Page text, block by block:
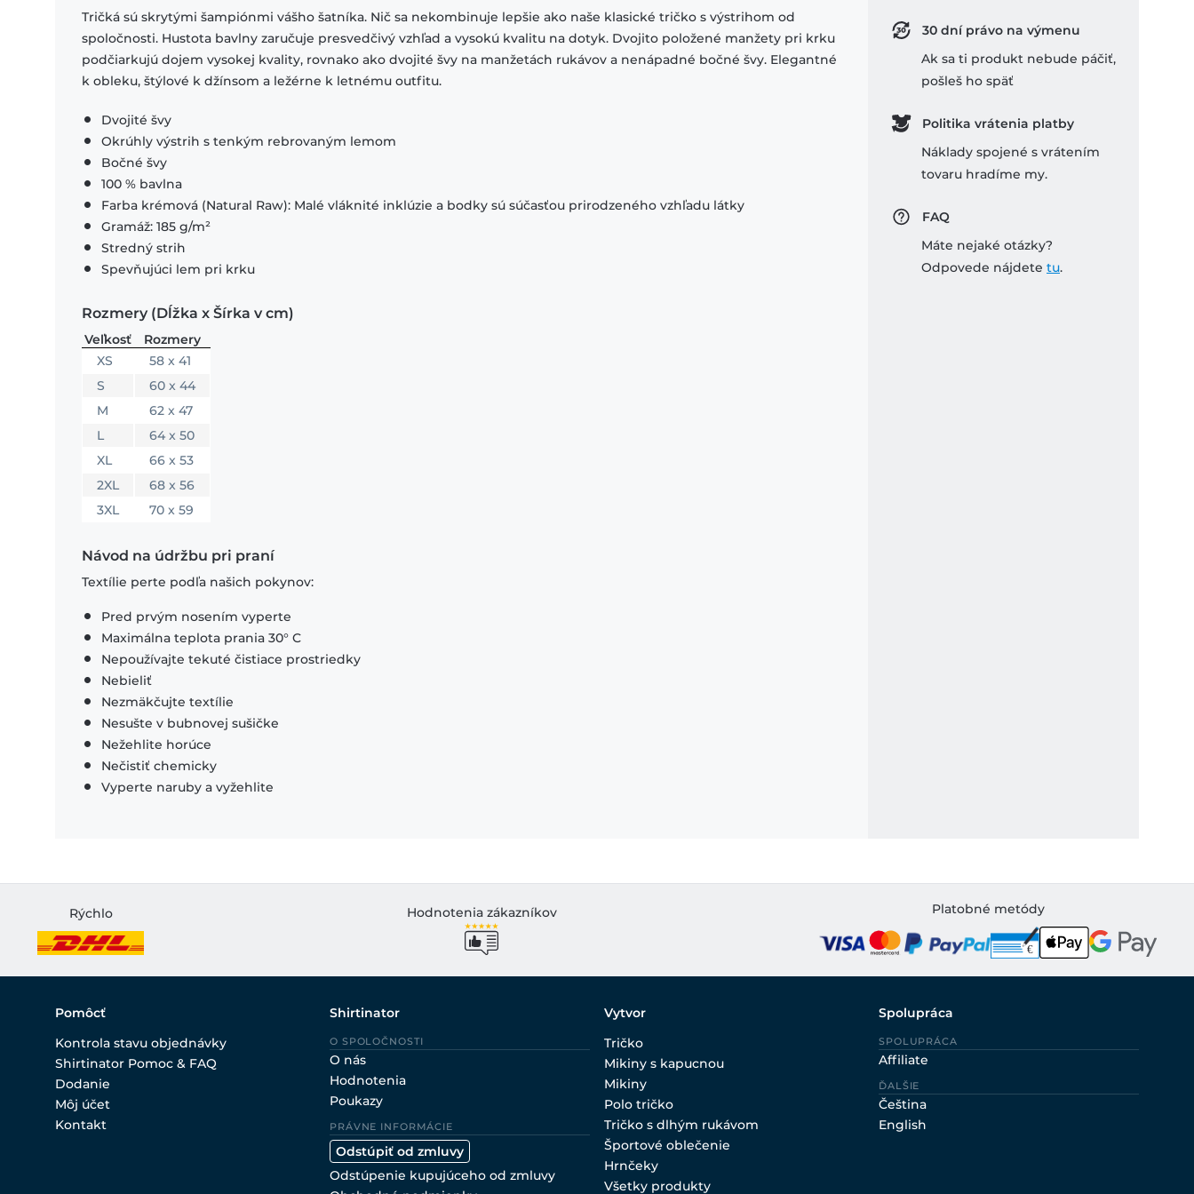
Tričká sú skrytými šampiónmi vášho šatníka. Nič sa nekombinuje lepšie ako naše klasické tričko s výstrihom od
spoločnosti. Hustota bavlny zaručuje presvedčivý vzhľad a vysokú kvalitu na dotyk. Dvojito položené manžety pri krku
podčiarkujú dojem vysokej kvality, rovnako ako dvojité švy na manžetách rukávov a nenápadné bočné švy. Elegantné
k obleku, štýlové k džínsom a ležérne k letnému outfitu.
Dvojité švy
Okrúhly výstrih s tenkým rebrovaným lemom
Bočné švy
100 % bavlna
Farba krémová (Natural Raw): Malé vláknité inklúzie a bodky sú súčasťou prirodzeného vzhľadu látky
Gramáž: 185 g/m²
Stredný strih
Spevňujúci lem pri krku
Rozmery (Dĺžka x Šírka v cm)
Veľkosť
Rozmery
XS
58 x 41
S
60 x 44
M
62 x 47
L
64 x 50
XL
66 x 53
2XL
68 x 56
3XL
70 x 59
Návod na údržbu pri praní
Textílie perte podľa našich pokynov:
Pred prvým nosením vyperte
Maximálna teplota prania 30° C
Nepoužívajte tekuté čistiace prostriedky
Nebieliť
Nezmäkčujte textílie
Nesušte v bubnovej sušičke
Nežehlite horúce
Nečistiť chemicky
Vyperte naruby a vyžehlite
30 dní právo na výmenu
Ak sa ti produkt nebude páčiť,
pošleš ho späť
Politika vrátenia platby
Náklady spojené s vrátením
tovaru hradíme my.
FAQ
Máte nejaké otázky?
Odpovede nájdete tu.
Rýchlo Hodnotenia zákazníkov Platobné metódy
Pomôcť
Kontrola stavu objednávky
Shirtinator Pomoc & FAQ
Dodanie
Môj účet
Kontakt
Shirtinator
O SPOLOČNOSTI
O nás
Hodnotenia
Poukazy
PRÁVNE INFORMÁCIE
Odstúpiť od zmluvy
Odstúpenie kupujúceho od zmluvy
Vytvor
Tričko
Mikiny s kapucnou
Mikiny
Polo tričko
Tričko s dlhým rukávom
Športové oblečenie
Hrnčeky
Všetky produkty
Spolupráca
SPOLUPRÁCA
Affiliate
ĎALŠIE
Čeština
English